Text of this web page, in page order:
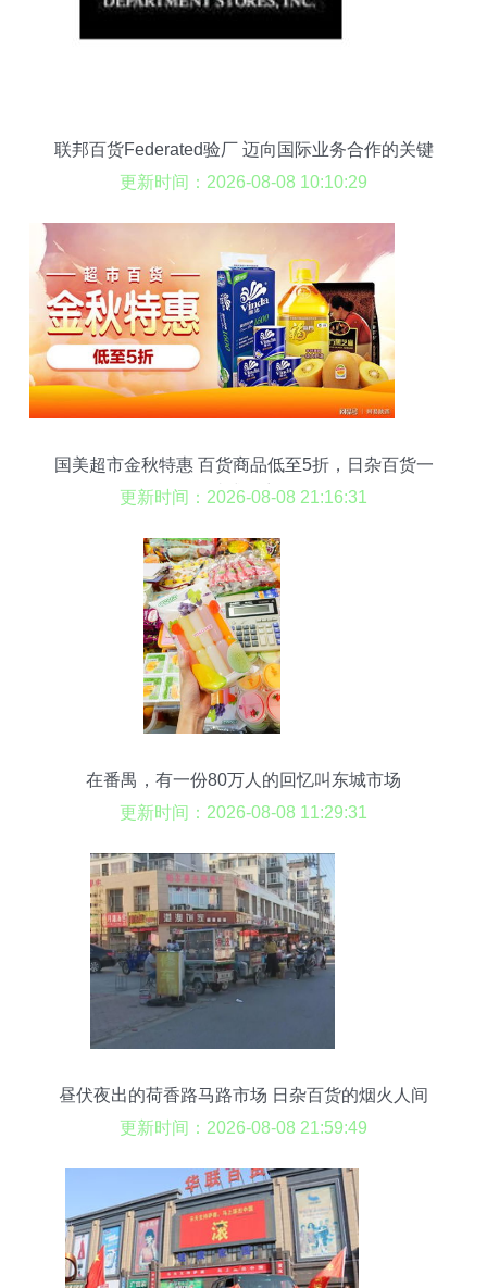
联邦百货Federated验厂 迈向国际业务合作的关键
一环
更新时间：2026-08-08 10:10:29
国美超市金秋特惠 百货商品低至5折，日杂百货一
站式购齐
更新时间：2026-08-08 21:16:31
在番禺，有一份80万人的回忆叫东城市场
更新时间：2026-08-08 11:29:31
昼伏夜出的荷香路马路市场 日杂百货的烟火人间
更新时间：2026-08-08 21:59:49